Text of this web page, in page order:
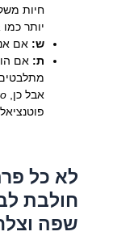
חיות
יותר כמו
ש: אם
ת: אם
אבל כן,
לא כל
חולבת
שפה